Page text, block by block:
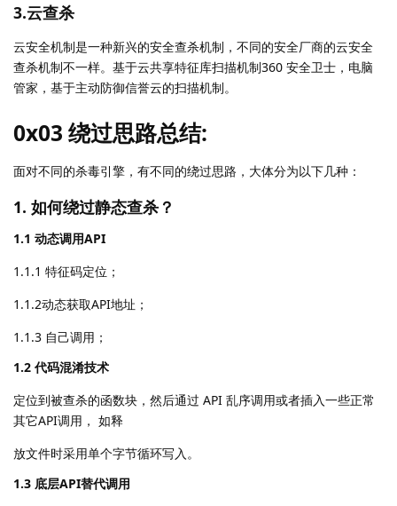
3.云查杀
云安全机制是一种新兴的安全查杀机制，不同的安全厂商的云安全
查杀机制不一样。基于云共享特征库扫描机制360 安全卫士，电脑
管家，基于主动防御信誉云的扫描机制。
0x03 绕过思路总结:
面对不同的杀毒引擎，有不同的绕过思路，大体分为以下几种：
1. 如何绕过静态查杀？
1.1 动态调用API
1.1.1 特征码定位；
1.1.2动态获取API地址；
1.1.3 自己调用；
1.2 代码混淆技术
定位到被查杀的函数块，然后通过 API 乱序调用或者插入一些正常
其它API调用， 如释
放文件时采用单个字节循环写入。
1.3 底层API替代调用